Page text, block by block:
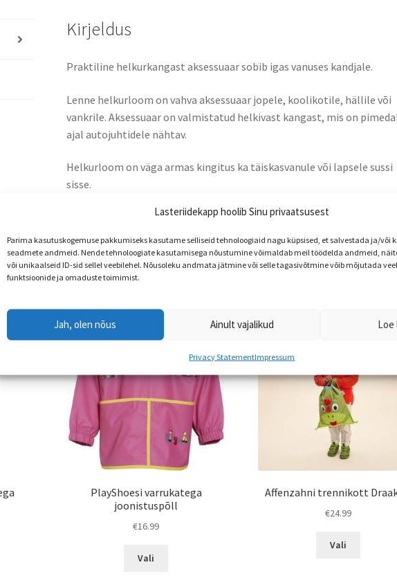
Lasteriidekapp hoolib Sinu privaatsusest
Parima kasutuskogemuse pakkumiseks kasutame selliseid tehnoloogiaid nagu küpsised, et salvestada ja/või
seadmete andmeid. Nende tehnoloogiate kasutamisega nõustumine võimaldab meil töödelda andmeid,
või unikaalseid ID-sid sellel veebilehel. Nõusoleku andmata jätmine või selle tagasivõtmine võib mõjutada
funktsioonide ja omaduste toimimist.
Jah, olen nõus Ainult vajalikud Loe
Privacy StatementImpressum
Kirjeldus
Praktiline helkurkangast aksessuaar sobib igas vanuses kandjale.
Lenne helkurloom on vahva aksessuaar jopele, koolikotile, hällile või
vankrile. Aksessuaar on valmistatud helkivast kangast, mis on
ajal autojuhtidele nähtav.
Helkurloom on väga armas kingitus ka täiskasvanule või lapsele sussi
sisse.
Helkuri pikkus on 8 cm.
PlayShoesi varrukatega
joonistuspõll
€16.99
Vali
Affenzahni trennikott
€24.99
Vali